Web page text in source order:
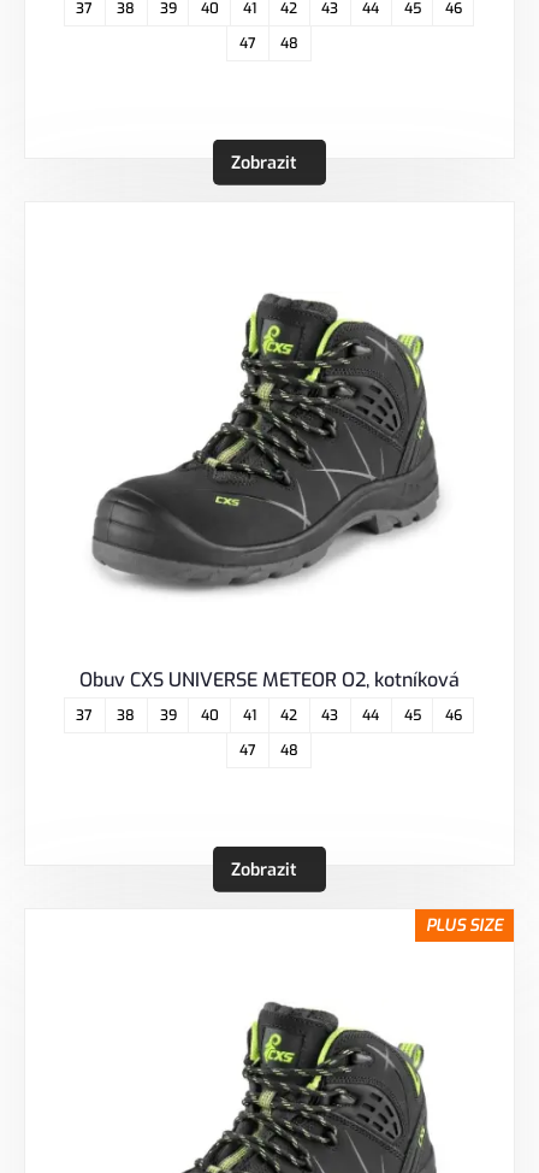
37 38 39 40 41 42 43 44 45
46
47
48
Zobrazit
Obuv CXS UNIVERSE METEOR O2, kotníková
37 38 39 40 41 42 43 44 45
46
47
48
Zobrazit
PLUS SIZE